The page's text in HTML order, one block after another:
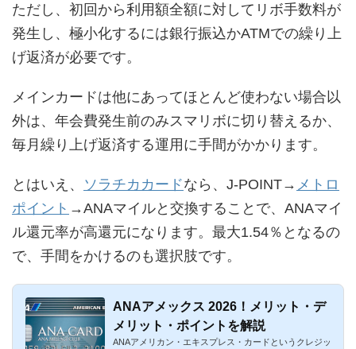
ただし、初回から利用額全額に対してリボ手数料が
発生し、極小化するには銀行振込かATMでの繰り上
げ返済が必要です。
メインカードは他にあってほとんど使わない場合以
外は、年会費発生前のみスマリボに切り替えるか、
毎月繰り上げ返済する運用に手間がかかります。
とはいえ、 ソラチカカードなら、J-POINT→ メトロ
ポイント →ANAマイルと交換することで、ANAマイ
ル還元率が高還元になります。最大1.54％となるの
で、手間をかけるのも選択肢です。
ANAアメックス 2026！メリット・デ
メリット・ポイントを解説
ANAアメリカン・エキスプレス・カードというクレジッ